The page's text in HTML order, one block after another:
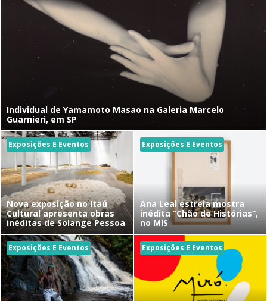
Individual de Yamamoto Masao na Galeria Marcelo
Guarnieri, em SP
Exposições E Eventos
Nova exposição no Itaú
Cultural apresenta obras
inéditas de Solange Pessoa
Exposições E Eventos
Ana Leal estreia mostra
inédita “Chão de Histórias”,
no MIS
Exposições E Eventos Exposições E Eventos